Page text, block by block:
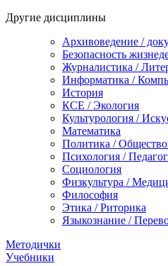
Другие дисциплины
Архивоведение /
Безопасность
Журналистика /
Информатика /
История
КСЕ / Экология
Культурология /
Математика
Политика /
Психология /
Социология
Физкультура /
Философия
Этика / Риторика
Языкознание /
Методички
Учебники